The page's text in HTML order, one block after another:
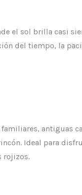
el sol brilla casi
del tiempo, la
antiguas
Ideal para
rojizos.